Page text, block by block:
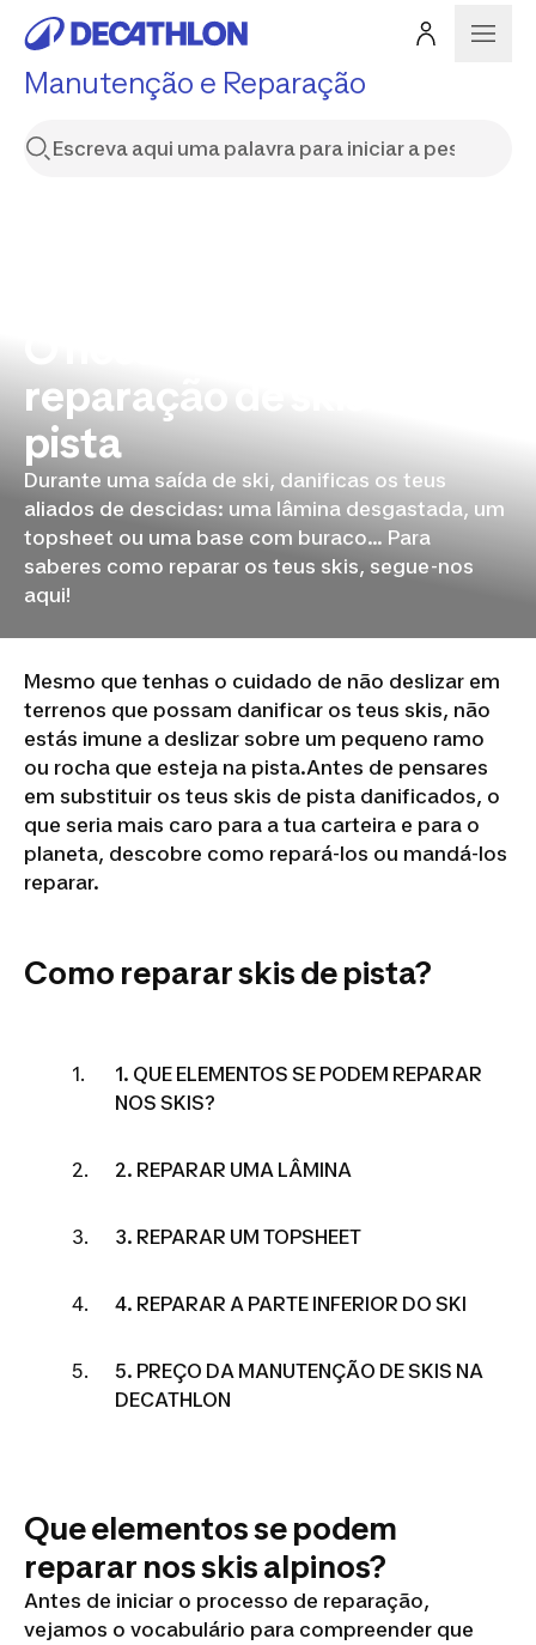
Manutenção e Reparação
reparação de skis de
pista
Durante uma saída de ski, danificas os teus
aliados de descidas: uma lâmina desgastada, um
topsheet ou uma base com buraco... Para
saberes como reparar os teus skis, segue-nos
aqui!
Mesmo que tenhas o cuidado de não deslizar em
terrenos que possam danificar os teus skis, não
estás imune a deslizar sobre um pequeno ramo
ou rocha que esteja na pista.Antes de pensares
em substituir os teus skis de pista danificados, o
que seria mais caro para a tua carteira e para o
planeta, descobre como repará-los ou mandá-los
reparar.
Como reparar skis de pista?
1. QUE ELEMENTOS SE PODEM REPARAR
NOS SKIS?
2. REPARAR UMA LÂMINA
3. REPARAR UM TOPSHEET
4. REPARAR A PARTE INFERIOR DO SKI
5. PREÇO DA MANUTENÇÃO DE SKIS NA
DECATHLON
Que elementos se podem
reparar nos skis alpinos?
Antes de iniciar o processo de reparação,
vejamos o vocabulário para compreender que